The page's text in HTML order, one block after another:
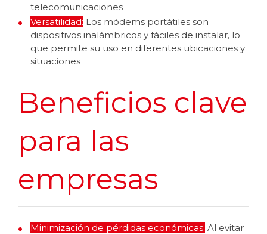
telecomunicaciones
Versatilidad: Los módems portátiles son
dispositivos inalámbricos y fáciles de instalar, lo
que permite su uso en diferentes ubicaciones y
situaciones
Beneficios clave
para las
empresas
Minimización de pérdidas económicas: Al evitar